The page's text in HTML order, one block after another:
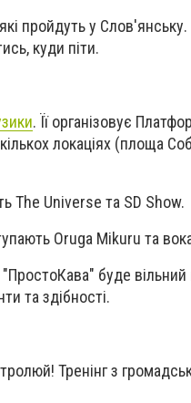
пройдуть у
куди піти.
. Її організовує
локаціях (площа
The Universe та SD Show.
Оruga Mikuru та
буде вільний
та здібності.
Тренінг з